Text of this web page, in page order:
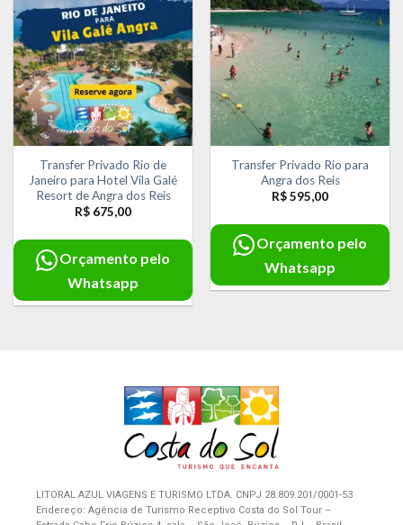
Adicionar
aos meus
desejos
Transfer Privado Rio de
Janeiro para Hotel Vila Galé
Resort de Angra dos Reis
R$ 675,00
Orçamento pelo
Whatsapp
Adicionar
aos meus
desejos
Transfer Privado Rio para
Angra dos Reis
R$595,00
Orçamento pelo
Whatsapp
LITORAL AZUL VIAGENS E TURISMO LTDA. CNPJ 28.809.201/0001-53
Endereço: Agência de Turismo Receptivo Costa do Sol Tour –